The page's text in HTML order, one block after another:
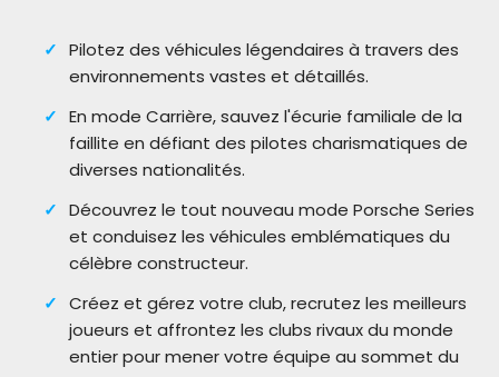
Pilotez des véhicules légendaires à travers des
environnements vastes et détaillés.
En mode Carrière, sauvez l'écurie familiale de la
faillite en défiant des pilotes charismatiques de
diverses nationalités.
Découvrez le tout nouveau mode Porsche Series
et conduisez les véhicules emblématiques du
célèbre constructeur.
Créez et gérez votre club, recrutez les meilleurs
joueurs et affrontez les clubs rivaux du monde
entier pour mener votre équipe au sommet du